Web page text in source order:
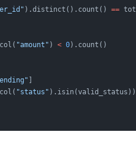
).distinct().count() ==
"amount" ) < 0).count()
]
"status"